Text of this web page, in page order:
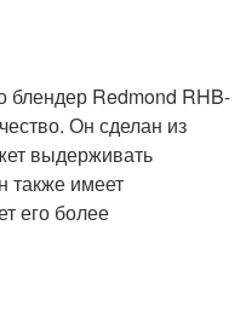
блендер Redmond RHB-
Он сделан из
выдерживать
также имеет
его более